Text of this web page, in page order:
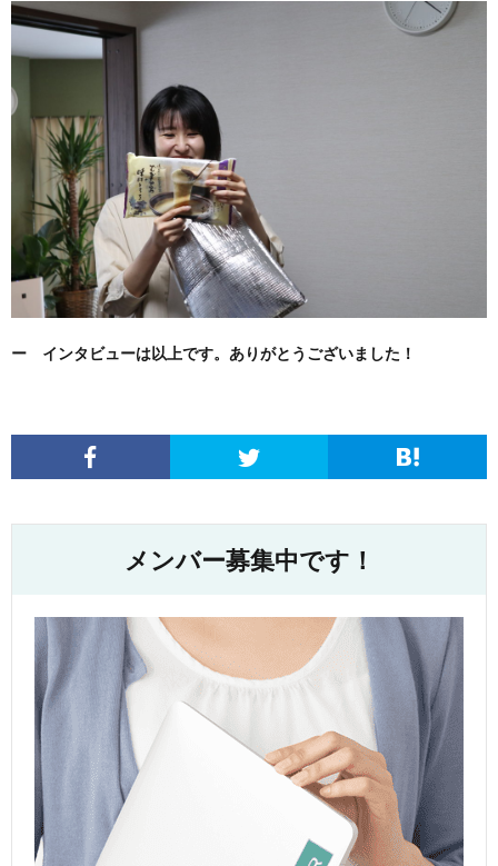
ー インタビューは以上です。ありがとうございました！
メンバー募集中です！